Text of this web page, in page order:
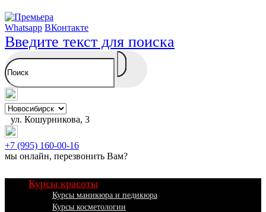
Whatsapp ВКонтакте
Введите текст для поиска
ул. Кошурникова, 3
+7 (995) 160-00-16
мы онлайн, перезвонить Вам?
Курсы красоты
Курсы маникюра и педикюра
Курсы косметологии